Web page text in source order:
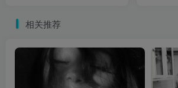
相关推荐